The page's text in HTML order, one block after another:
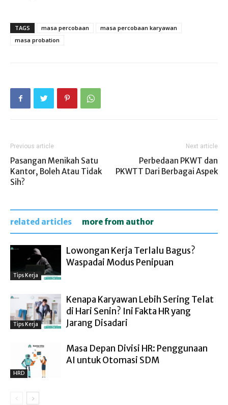
TAGS masa percobaan
masa percobaan karyawan
masa probation
Previous article
Pasangan Menikah Satu
Kantor, Boleh Atau Tidak
Sih?
Next article
Perbedaan PKWT dan
PKWTT Dari Berbagai Aspek
related articles more from author
Tips Kerja
Lowongan Kerja Terlalu Bagus?
Waspadai Modus Penipuan
Tips Kerja
Kenapa Karyawan Lebih Sering Telat
di Hari Senin? Ini Fakta HR yang
Jarang Disadari
HRD
Masa Depan Divisi HR: Penggunaan
AI untuk Otomasi SDM